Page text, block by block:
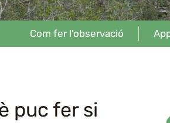
Com fer l'observació
puc fer si